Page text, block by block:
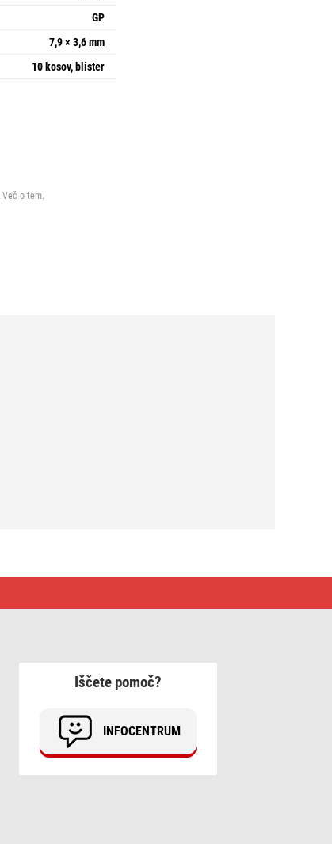
GP
7,9 × 3,6 mm
10 kosov, blister
Več o tem.
Iščete pomoč?
INFOCENTRUM